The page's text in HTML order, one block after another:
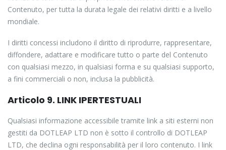
Contenuto, per tutta la durata legale dei relativi diritti e a livello
mondiale.
I diritti concessi includono il diritto di riprodurre, rappresentare,
diffondere, adattare e modificare tutto o parte del Contenuto
con qualsiasi mezzo, in qualsiasi forma e su qualsiasi supporto,
a fini commerciali o non, inclusa la pubblicità.
Articolo 9. LINK IPERTESTUALI
Qualsiasi informazione accessibile tramite link a siti esterni non
gestiti da DOTLEAP LTD non è sotto il controllo di DOTLEAP
LTD, che declina ogni responsabilità per il loro contenuto. I link